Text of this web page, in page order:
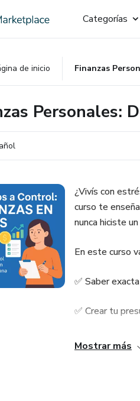
Categorías
de inicio
Personales:
¿Vivís con
curso te
nunca hiciste
En este curso
✅ Saber
✅ Crear tu
✅ Aprender a
Mostrar más